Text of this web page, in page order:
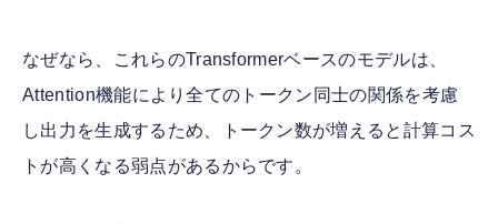
なぜなら、これらのTransformerベースのモデルは、
Attention機能により全てのトークン同士の関係を考慮
し出力を生成するため、トークン数が増えると計算コス
トが高くなる弱点があるからです。